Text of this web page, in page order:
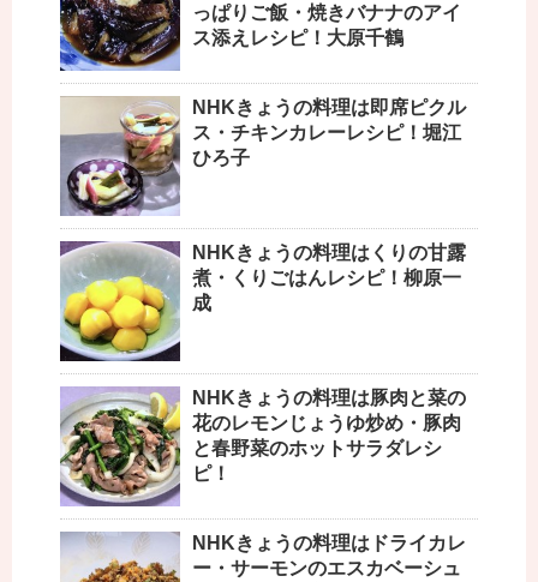
っぱりご飯・焼きバナナのアイ
ス添えレシピ！大原千鶴
NHKきょうの料理は即席ピクル
ス・チキンカレーレシピ！堀江
ひろ子
NHKきょうの料理はくりの甘露
煮・くりごはんレシピ！柳原一
成
NHKきょうの料理は豚肉と菜の
花のレモンじょうゆ炒め・豚肉
と春野菜のホットサラダレシ
ピ！
NHKきょうの料理はドライカレ
ー・サーモンのエスカベーシュ